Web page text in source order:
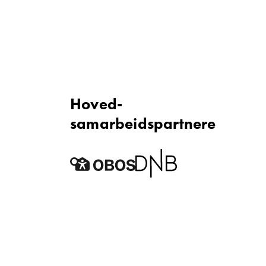
Hoved­
samarbeidspartnere